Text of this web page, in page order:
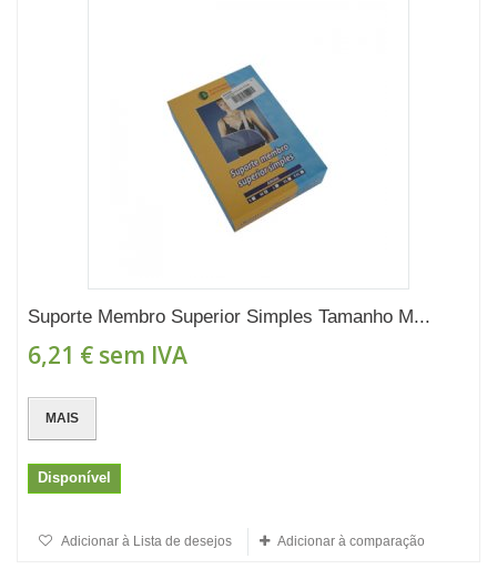
Suporte Membro Superior Simples Tamanho M...
6,21 € sem IVA
MAIS
Disponível
Adicionar à Lista de desejos Adicionar à comparação